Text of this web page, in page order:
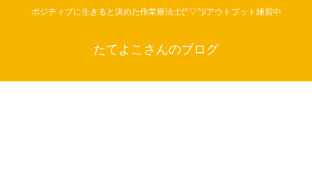
ポジティブに生きると決めた作業療法士(^▽^)/アウトプット練習中
たてよこさんのブログ